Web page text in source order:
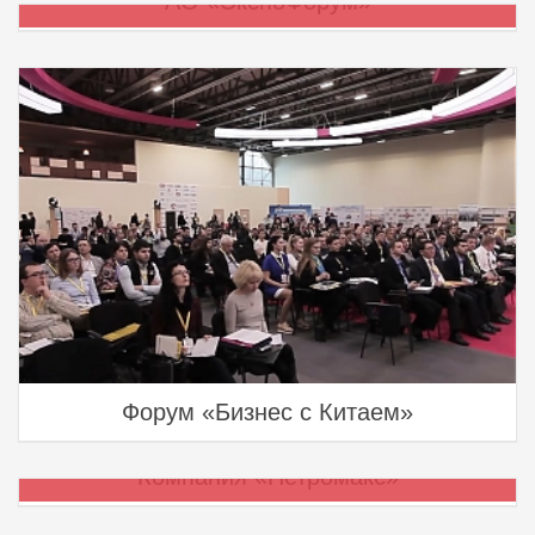
недвижимости»
Форум «Бизнес с Китаем»
Компания «Петромакс»